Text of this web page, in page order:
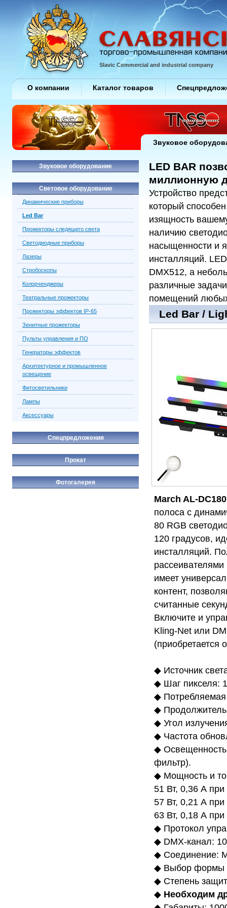
LED BAR
миллионную
Устройство
который
изящность
наличию
насыщенности и
инсталляций.
DMX512, а
различные
помещений
Led Bar /
March AL-
полоса с
80 RGB
120 градусов,
инсталляций.
имеет
контент,
считанные
Включите и
Kling-Net или
(приобретается
◆ Источник
◆ Шаг пикселя:
◆
◆
◆ Угол
◆ Частота
◆
фильтр).
◆ Мощность и
51 Вт, 0,36 А
57 Вт, 0,21 А
63 Вт, 0,18 А
◆ Протокол
◆ DMX-канал:
◆ Соединение:
◆ Выбор формы
◆ Степень
◆ Необходим
Звуковое оборудование
Световое оборудование
Динамические приборы
Led Bar
Прожекторы следящего света
Светодиодные приборы
Лазеры
Стробоскопы
Колорченджеры
Театральные прожекторы
Прожекторы эффектов IP-65
Зенитные прожекторы
Пульты управления и ПО
Генераторы эффектов
Архитектурное и промышленное
освещение
Фитосветильники
Лампы
Аксессуары
Спецпредложения
Прокат
Фотогалерея
Slavic Commercial and industrial company
О компании Каталог товаров
Звуковое